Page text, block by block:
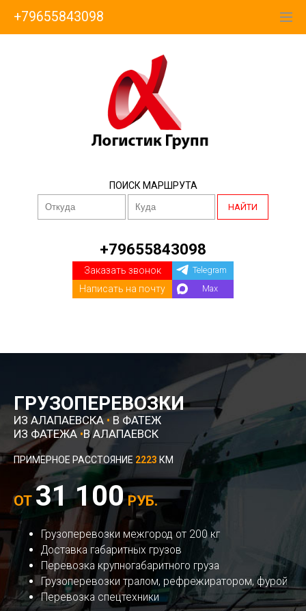
+79655843098
ПОИСК МАРШРУТА
НАЙТИ
+79655843098
Заказать звонок
Написать на почту
Telegram
Max
ГРУЗОПЕРЕВОЗКИ
ИЗ АЛАПАЕВСКА • В ФАТЕЖ
ИЗ ФАТЕЖА •В АЛАПАЕВСК
ПРИМЕРНОЕ РАССТОЯНИЕ 2223 КМ
ОТ 31 100РУБ.
Грузоперевозки межгород от 200 кг
Доставка габаритных грузов
Перевозка крупногабаритного груза
Грузоперевозки тралом, рефрежиратором, фурой
Перевозка спецтехники